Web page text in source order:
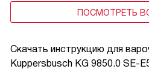
Скачать инструкцию для
Kuppersbusch KG 9850.0 SE-
ПОСМОТРЕТЬ